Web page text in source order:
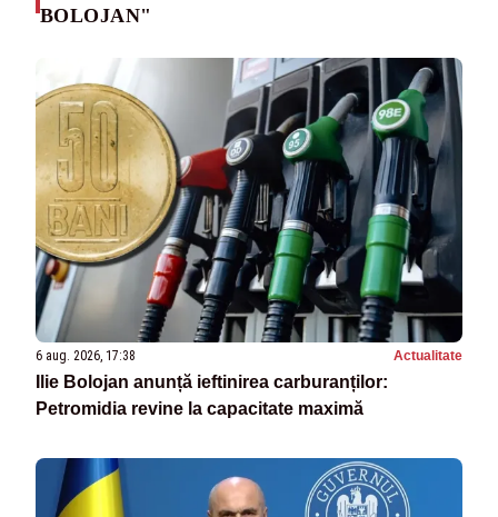
BOLOJAN"
6 aug. 2026, 17:38 Actualitate
Ilie Bolojan anunță ieftinirea carburanților:
Petromidia revine la capacitate maximă